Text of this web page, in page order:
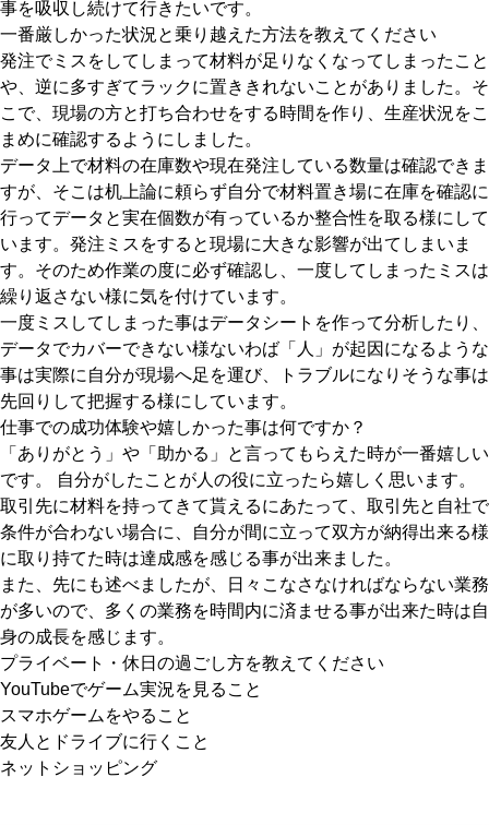
事を吸収し続けて行きたいです。
一番厳しかった状況と乗り越えた方法を教えてください
発注でミスをしてしまって材料が足りなくなってしまったこと
や、逆に多すぎてラックに置ききれないことがありました。そ
こで、現場の方と打ち合わせをする時間を作り、生産状況をこ
まめに確認するようにしました。
データ上で材料の在庫数や現在発注している数量は確認できま
すが、そこは机上論に頼らず自分で材料置き場に在庫を確認に
行ってデータと実在個数が有っているか整合性を取る様にして
います。発注ミスをすると現場に大きな影響が出てしまいま
す。そのため作業の度に必ず確認し、一度してしまったミスは
繰り返さない様に気を付けています。
一度ミスしてしまった事はデータシートを作って分析したり、
データでカバーできない様ないわば「人」が起因になるような
事は実際に自分が現場へ足を運び、トラブルになりそうな事は
先回りして把握する様にしています。
仕事での成功体験や嬉しかった事は何ですか？
「ありがとう」や「助かる」と言ってもらえた時が一番嬉しい
です。 自分がしたことが人の役に立ったら嬉しく思います。
取引先に材料を持ってきて貰えるにあたって、取引先と自社で
条件が合わない場合に、自分が間に立って双方が納得出来る様
に取り持てた時は達成感を感じる事が出来ました。
また、先にも述べましたが、日々こなさなければならない業務
が多いので、多くの業務を時間内に済ませる事が出来た時は自
身の成長を感じます。
プライベート・休日の過ごし方を教えてください
YouTubeでゲーム実況を見ること
スマホゲームをやること
友人とドライブに行くこと
ネットショッピング